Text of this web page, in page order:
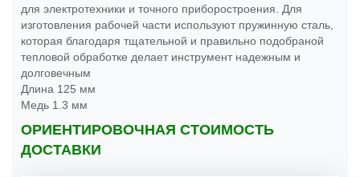
для электротехники и точного приборостроения. Для
изготовления рабочей части используют пружинную сталь,
которая благодаря тщательной и правильно подобраной
тепловой обработке делает инструмент надежным и
долговечным
Длина 125 мм
Медь 1.3 мм
ОРИЕНТИРОВОЧНАЯ СТОИМОСТЬ
ДОСТАВКИ